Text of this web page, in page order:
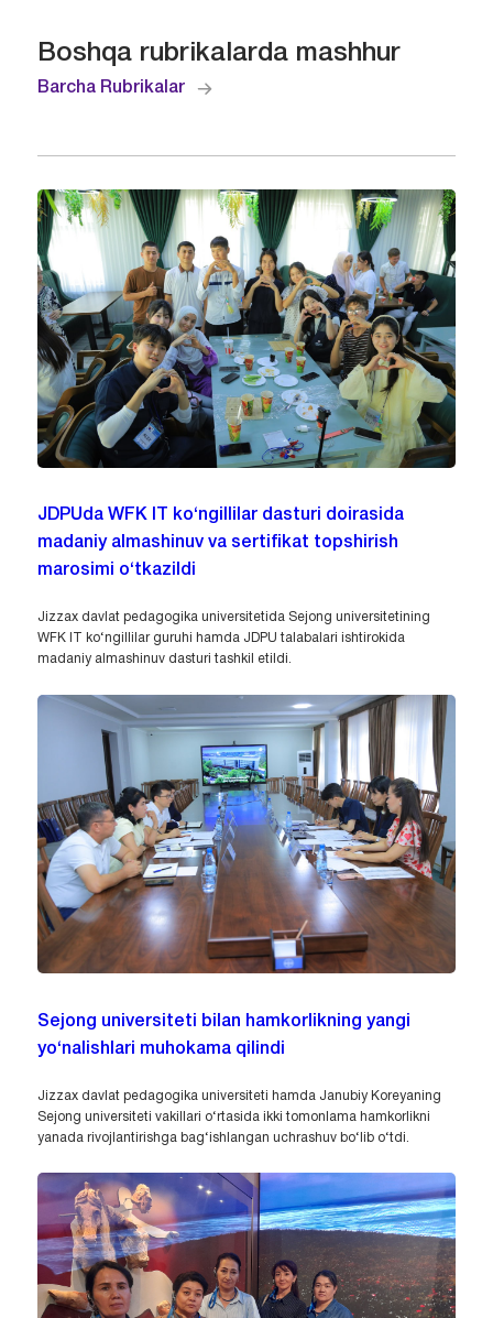
Boshqa rubrikalarda mashhur
Barcha Rubrikalar
JDPUda WFK IT ko‘ngillilar dasturi doirasida
madaniy almashinuv va sertifikat topshirish
marosimi o‘tkazildi
Jizzax davlat pedagogika universitetida Sejong universitetining
WFK IT ko‘ngillilar guruhi hamda JDPU talabalari ishtirokida
madaniy almashinuv dasturi tashkil etildi.
Sejong universiteti bilan hamkorlikning yangi
yo‘nalishlari muhokama qilindi
Jizzax davlat pedagogika universiteti hamda Janubiy Koreyaning
Sejong universiteti vakillari o‘rtasida ikki tomonlama hamkorlikni
yanada rivojlantirishga bag‘ishlangan uchrashuv bo‘lib o‘tdi.